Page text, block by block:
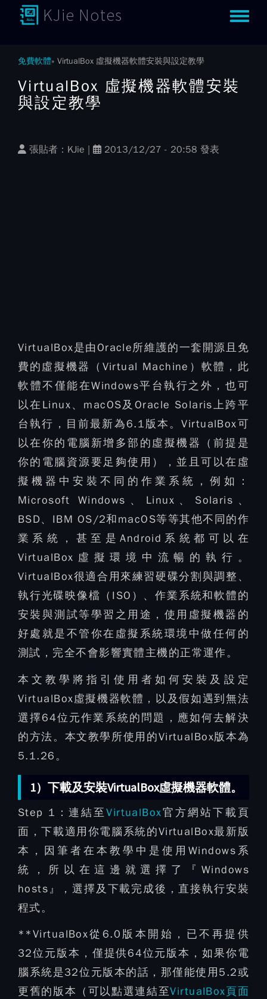
KJie Notes Toggle
免費軟體 VirtualBox 虛擬機器軟體安裝與設定教學
VirtualBox 虛擬機器軟體安裝
與設定教學
張貼者： KJie 2013/12/27 - 20:58 發表
VirtualBox是由Oracle所維護的一套開源且免
費的虛擬機器（Virtual Machine）軟體，此
軟體不僅能在Windows平台執行之外，也可
以在Linux、macOS及Oracle Solaris上跨平
台執行，目前最新為6.1版本。VirtualBox可
以在你的電腦新增多部的虛擬機器（前提是
你的電腦資源要足夠使用），並且可以在虛
擬機器中安裝不同的作業系統，例如：
Microsoft Windows、Linux、Solaris、
BSD、IBM OS/2和macOS等等其他不同的作
業系統，甚至是Android系統都可以在
VirtualBox虛擬環境中流暢的執行。
VirtualBox很適合用來練習硬碟分割與調整、
執行光碟映像檔（ISO）、作業系統和軟體的
安裝與測試等學習之用途，使用虛擬機器的
好處就是不管你在虛擬系統環境中做任何的
測試，完全不會影響實體主機的正常運作。
本文教學將指引使用者如何安裝及設定
VirtualBox虛擬機器軟體，以及假如遇到無法
選擇64位元作業系統的問題，應如何去解決
的方法。本文教學所使用的VirtualBox版本為
5.1.26。
1）下載及安裝VirtualBox虛擬機器軟體。
Step 1：連結至VirtualBox官方網站下載頁
面，下載適用你電腦系統的VirtualBox最新版
本，因筆者在本教學中是使用Windows系
統，所以在這邊就選擇了『Windows
hosts』，選擇及下載完成後，直接執行安裝
程式。
**VirtualBox從6.0版本開始，已不再提供
32位元版本，僅提供64位元版本，如果你電
腦系統是32位元版本的話，那僅能使用5.2或
更舊的版本（可以點選連結至VirtualBox頁面